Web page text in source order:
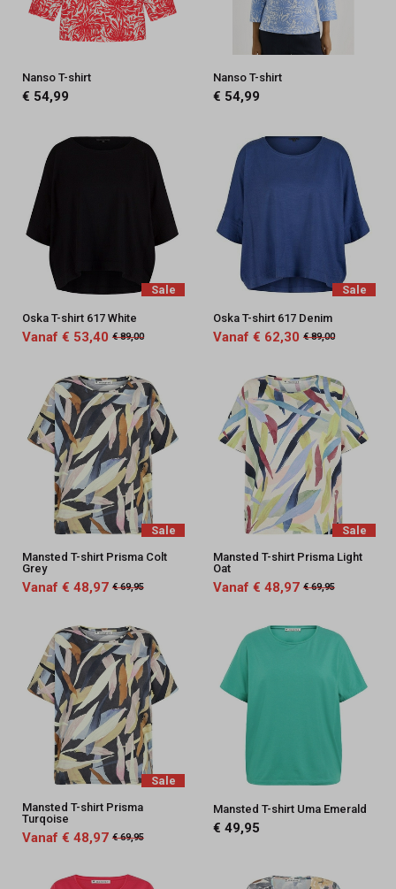
Nanso T-shirt
€ 54,99
Nanso T-shirt
€ 54,99
Sale
Oska T-shirt 617 White
Vanaf € 53,40 € 89,00
Sale
Oska T-shirt 617 Denim
Vanaf € 62,30 € 89,00
Sale
Mansted T-shirt Prisma Colt
Grey
Vanaf € 48,97 € 69,95
Sale
Mansted T-shirt Prisma Light
Oat
Vanaf € 48,97 € 69,95
Sale
Mansted T-shirt Prisma
Turqoise
Vanaf € 48,97 € 69,95
Mansted T-shirt Uma Emerald
€ 49,95